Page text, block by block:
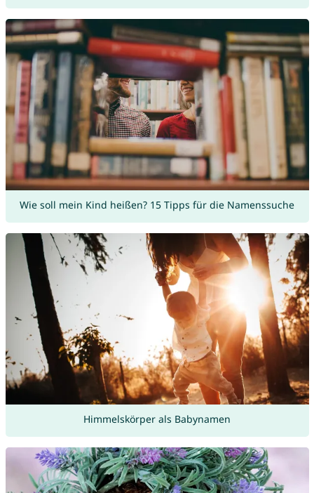
Wie soll mein Kind heißen? 15 Tipps für die Namenssuche
Himmelskörper als Babynamen